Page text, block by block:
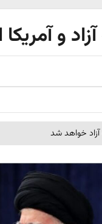
و
خواهد شد